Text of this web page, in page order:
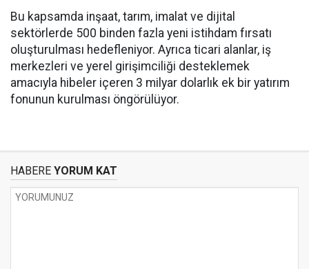
Bu kapsamda inşaat, tarım, imalat ve dijital
sektörlerde 500 binden fazla yeni istihdam fırsatı
oluşturulması hedefleniyor. Ayrıca ticari alanlar, iş
merkezleri ve yerel girişimciliği desteklemek
amacıyla hibeler içeren 3 milyar dolarlık ek bir yatırım
fonunun kurulması öngörülüyor.
HABERE YORUM KAT